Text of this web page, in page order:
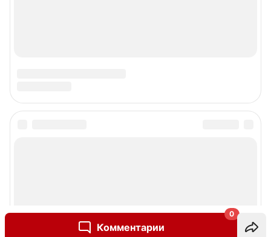
Комментарии
0